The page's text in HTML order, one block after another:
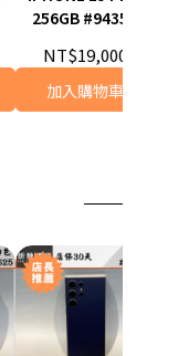
256GB #94359
NT$19,000
加入購物車